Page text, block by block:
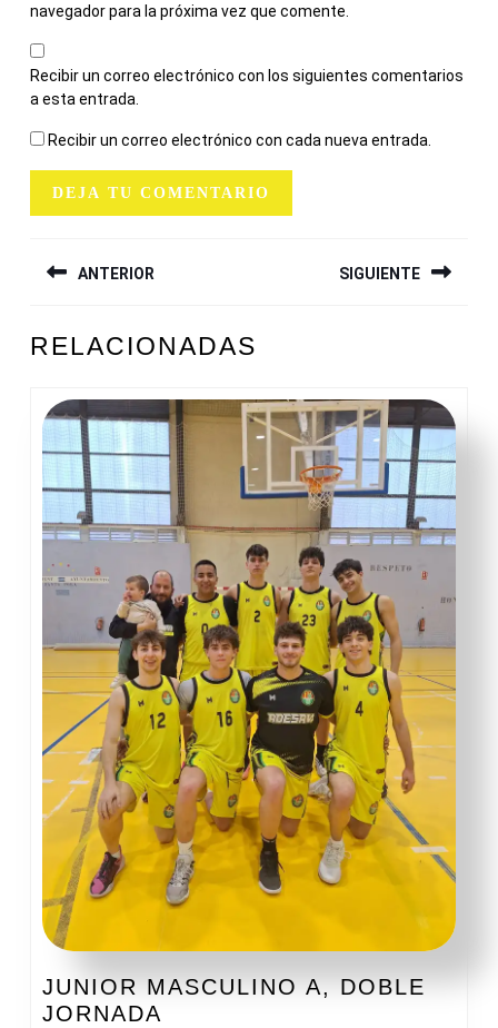
navegador para la próxima vez que comente.
Recibir un correo electrónico con los siguientes comentarios
a esta entrada.
Recibir un correo electrónico con cada nueva entrada.
DE
ANTERIOR
anterior:
SIGUIENTE
entrada:
RELACIONADAS
JUNIOR MASCULINO A, DOBLE
JORNADA